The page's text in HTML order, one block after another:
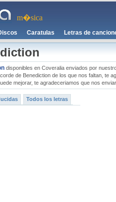
m�sica
Caratulas Letras de
disponibles en Coveralia enviados por
de Benediction de los que nos faltan, te
mejorar, te agradeceriamos que nos
Todos los letras